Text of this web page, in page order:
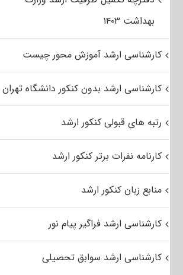
بهداشت ۱۴۰۳
کارشناسی ارشد آموزش محور چیست
کارشناسی ارشد بدون کنکور دانشگاه تهران
رتبه های قبولی کنکور ارشد
کارنامه نفرات برتر کنکور ارشد
منابع زبان کنکور ارشد
کارشناسی ارشد فراگیر پیام نور
کارشناسی ارشد سوابق تحصیلی